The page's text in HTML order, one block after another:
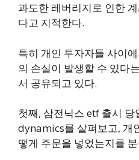
과도한 레버리지로 인한
다고 지적한다.
특히 개인 투자자들 사이
의 손실이 발생할 수 있다
서 공유되고 있다.
첫째, 삼전닉스 etf 출시
dynamics를 살펴보고, 개
떻게 주문을 넣었는지를